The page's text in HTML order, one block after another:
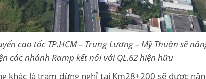
cao tốc TP.HCM – Trung Lương – Mỹ Thuận sẽ
các nhánh Ramp kết nối với QL.62 hiện hữu
khác là trạm dừng nghỉ tại Km28+200 sẽ được